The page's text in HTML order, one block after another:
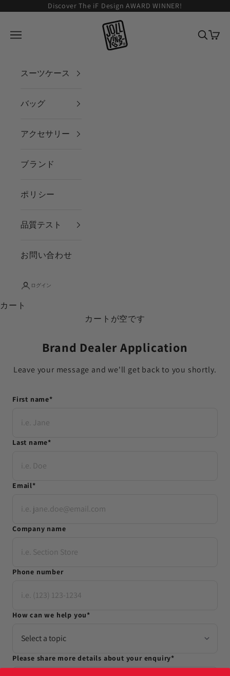
コンテンツへスキップDiscover The iF Design AWARD WINNER!
JOLLYING
メニューを開く
検索を
カー
スーツケース
バッグ
アクセサリー
ブランド
ポリシー
品質テスト
お問い合わせ
ログイン
カート
カートが空です
Brand Dealer Application
Leave your message and we'll get back to you shortly.
First name*
Last name*
Email*
Company name
Phone number
How can we help you*
Please share more details about your enquiry*